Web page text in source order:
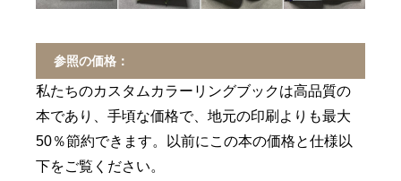
参照の価格：
私たちのカスタムカラーリングブックは高品質の
本であり、手頃な価格で、地元の印刷よりも最大
50％節約できます。以前にこの本の価格と仕様以
下をご覧ください。